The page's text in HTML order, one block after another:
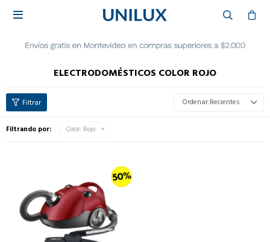

ELECTRODOMÉSTICOS COLOR ROJO
Recientes
Filtrando por: Color: Rojo